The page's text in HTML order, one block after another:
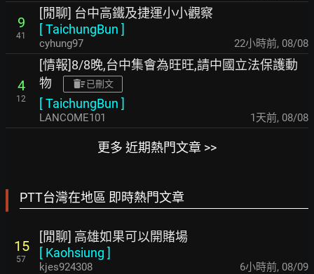
9
41
[閒聊] 台中高鐵及捷運小小觀察
[TaichungBun ]
cyhung97 22小時前, 08/08
4
12
[情報]8/8晚,台中集會為旺旺,請中國立法保護動
物
已刪文
[TaichungBun ]
LANCOME101 1天前, 08/08
更多 近期熱門文章 >>
PTT台灣在地區 即時熱門文章
15
57
[閒聊] 高雄如果可以開賭場
[ Kaohsiung ]
kjes924308 6小時前, 08/09